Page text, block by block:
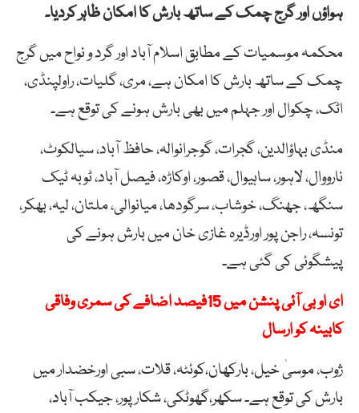
ہواؤں اور گرج چمک کے ساتھ بارش کا امکان ظاہر کردیا۔
محکمہ موسمیات کے مطابق اسلام آباد اور گرد و نواح میں گرج
چمک کے ساتھ بارش کا امکان ہے، مری، گلیات، راولپنڈی،
اٹک، چکوال اور جہلم میں بھی بارش ہونے کی توقع ہے۔
منڈی بہاؤالدین، گجرات، گوجرانوالہ، حافظ آباد، سیالکوٹ،
نارووال، لاہور، ساہیوال، قصور، اوکاڑہ، فیصل آباد، ٹوبہ ٹیک
سنگھ، جھنگ، خوشاب، سرگودھا، میانوالی، ملتان، لیہ، بھکر،
تونسہ، راجن پور اورڈیرہ غازی خان میں بارش ہونے کی
پیشگوئی کی گئی ہے۔
ای او بی آئی پنشن میں 15فیصد اضافے کی سمری وفاقی
کابینہ کو ارسال
ژوب، موسیٰ خیل، بارکھان،کوئٹہ، قلات، سبی اورخضدار میں
بارش کی توقع ہے۔ سکھر،گھوٹکی، شکارپور، جیکب آباد،